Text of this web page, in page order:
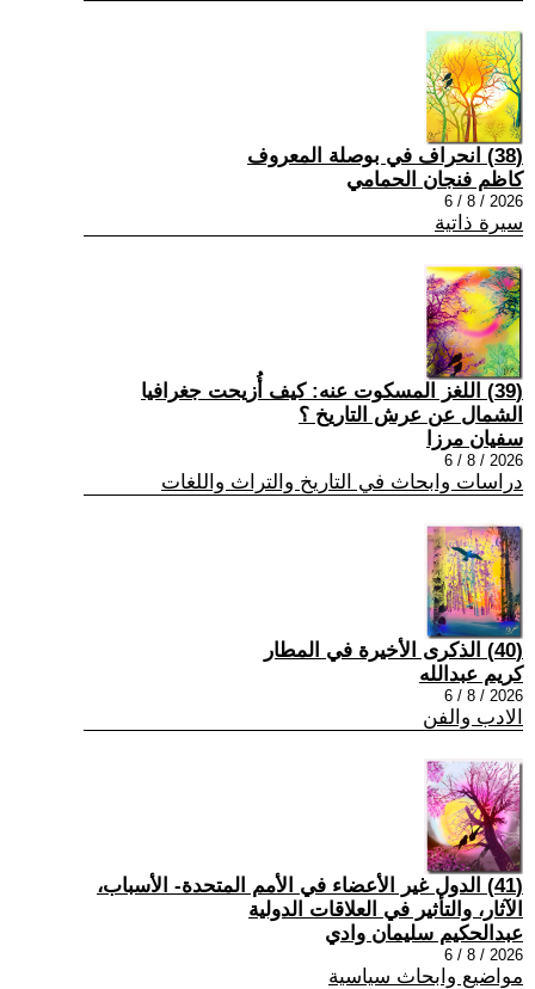
(38) انحراف في بوصلة المعروف
كاظم فنجان الحمامي
2026 / 8 / 6
سيرة ذاتية
(39) اللغز المسكوت عنه: كيف أُزيحت جغرافيا
الشمال عن عرش التاريخ ؟
سفيان مرزا
2026 / 8 / 6
دراسات وابحاث في التاريخ والتراث واللغات
(40) الذكرى الأخيرة في المطار
كريم عبدالله
2026 / 8 / 6
الادب والفن
(41) الدول غير الأعضاء في الأمم المتحدة- الأسباب،
الآثار، والتأثير في العلاقات الدولية
عبدالحكيم سليمان وادي
2026 / 8 / 6
مواضيع وابحاث سياسية